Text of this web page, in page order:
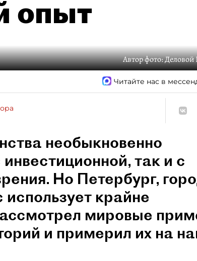
опыт
Автор фото:Деловой
Читайте нас в
необыкновенно
так и с
Но Петербург,
использует крайне
мировые
и примерил их на